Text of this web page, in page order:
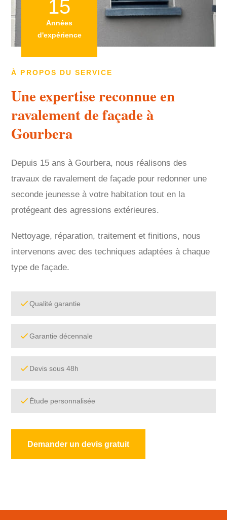
À PROPOS DU SERVICE
Une expertise reconnue en
ravalement de façade à
Gourbera
Depuis 15 ans à Gourbera, nous réalisons des
travaux de ravalement de façade pour redonner une
seconde jeunesse à votre habitation tout en la
protégeant des agressions extérieures.
Nettoyage, réparation, traitement et finitions, nous
intervenons avec des techniques adaptées à chaque
type de façade.
Qualité garantie
Garantie décennale
Devis sous 48h
Étude personnalisée
Demander un devis gratuit
15
Années
d'expérience